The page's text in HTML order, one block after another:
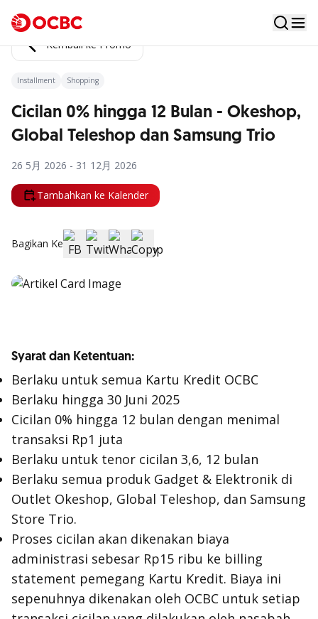
Kembali ke Promo
Installment Shopping
Cicilan 0% hingga 12 Bulan - Okeshop,
Global Teleshop dan Samsung Trio
26 5月 2026 - 31 12月 2026
Tambahkan ke Kalender
Bagikan Ke
Syarat dan Ketentuan:
Berlaku untuk semua Kartu Kredit OCBC
Berlaku hingga 30 Juni 2025
Cicilan 0% hingga 12 bulan dengan menimal
transaksi Rp1 juta
Berlaku untuk tenor cicilan 3,6, 12 bulan
Berlaku semua produk Gadget & Elektronik di
Outlet Okeshop, Global Teleshop, dan Samsung
Store Trio.
Proses cicilan akan dikenakan biaya
administrasi sebesar Rp15 ribu ke billing
statement pemegang Kartu Kredit. Biaya ini
sepenuhnya dikenakan oleh OCBC untuk setiap